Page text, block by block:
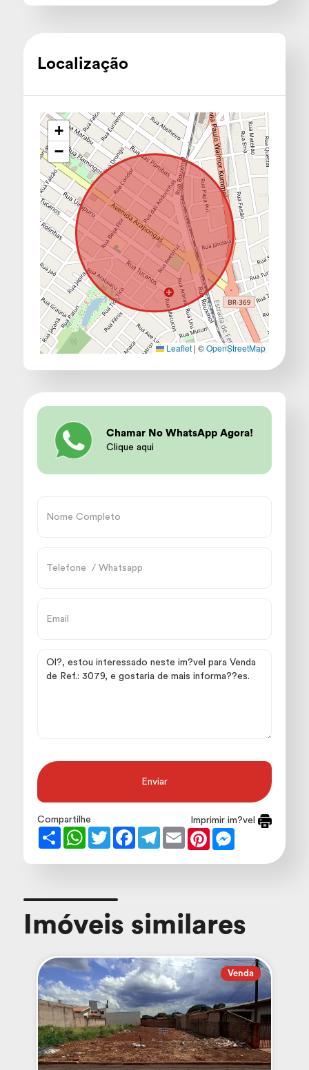
Localização
+
−
Leaflet | ©OpenStreetMap
Chamar No WhatsApp Agora!
Clique aqui
Enviar
Imprimir im?vel
Compartilhe
Share
WhatsApp
TwitterFacebookTelegram
Email PinterestMessenger
Imóveis similares
Venda